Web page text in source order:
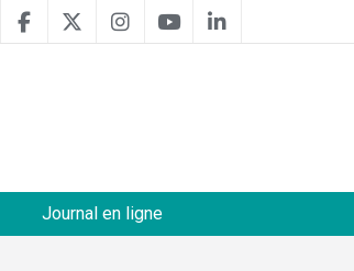
Journal en ligne